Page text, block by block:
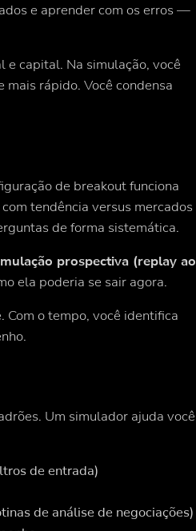
e aprender com os erros —
e capital. Na simulação, você
rápido. Você condensa
de breakout funciona
tendência versus mercados
de forma sistemática.
prospectiva (replay ao
ela poderia se sair agora.
Com o tempo, você identifica
Um simulador ajuda você
de entrada)
de análise de negociações)